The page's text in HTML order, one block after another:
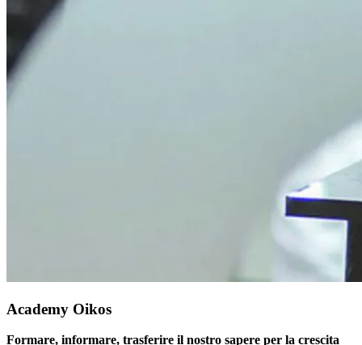
Academy Oikos
Formare, informare, trasferire il nostro sapere per la crescita